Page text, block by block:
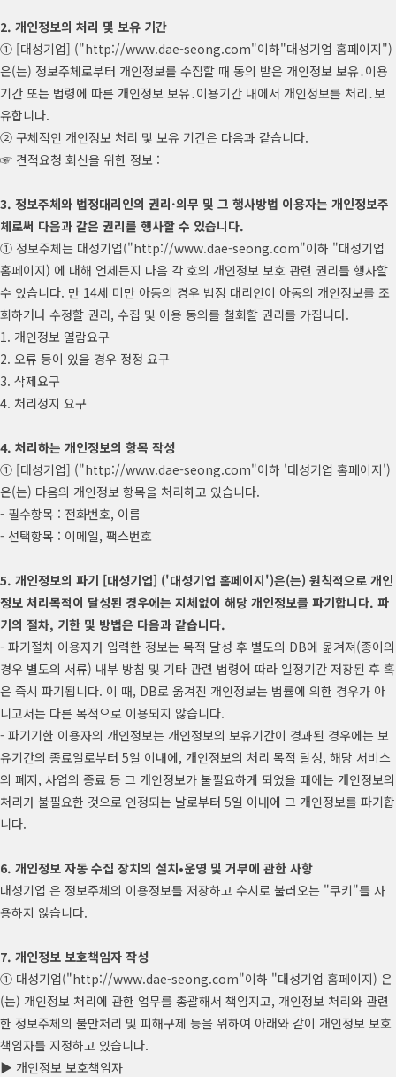
2. 개인정보의 처리 및 보유 기간
① [대성기업] ("http://www.dae-seong.com"이하"대성기업 홈페이지")
은(는) 정보주체로부터 개인정보를 수집할 때 동의 받은 개인정보 보유․이용
기간 또는 법령에 따른 개인정보 보유․이용기간 내에서 개인정보를 처리․보
유합니다.
② 구체적인 개인정보 처리 및 보유 기간은 다음과 같습니다.
☞ 견적요청 회신을 위한 정보 :
3. 정보주체와 법정대리인의 권리·의무 및 그 행사방법 이용자는 개인정보주
체로써 다음과 같은 권리를 행사할 수 있습니다.
① 정보주체는 대성기업("http://www.dae-seong.com"이하 "대성기업
홈페이지) 에 대해 언제든지 다음 각 호의 개인정보 보호 관련 권리를 행사할
수 있습니다. 만 14세 미만 아동의 경우 법정 대리인이 아동의 개인정보를 조
회하거나 수정할 권리, 수집 및 이용 동의를 철회할 권리를 가집니다.
1. 개인정보 열람요구
2. 오류 등이 있을 경우 정정 요구
3. 삭제요구
4. 처리정지 요구
4. 처리하는 개인정보의 항목 작성
① [대성기업] ("http://www.dae-seong.com"이하 '대성기업 홈페이지')
은(는) 다음의 개인정보 항목을 처리하고 있습니다.
- 필수항목 : 전화번호, 이름
- 선택항목 : 이메일, 팩스번호
5. 개인정보의 파기 [대성기업] ('대성기업 홈페이지')은(는) 원칙적으로 개인
정보 처리목적이 달성된 경우에는 지체없이 해당 개인정보를 파기합니다. 파
기의 절차, 기한 및 방법은 다음과 같습니다.
- 파기절차 이용자가 입력한 정보는 목적 달성 후 별도의 DB에 옮겨져(종이의
경우 별도의 서류) 내부 방침 및 기타 관련 법령에 따라 일정기간 저장된 후 혹
은 즉시 파기됩니다. 이 때, DB로 옮겨진 개인정보는 법률에 의한 경우가 아
니고서는 다른 목적으로 이용되지 않습니다.
- 파기기한 이용자의 개인정보는 개인정보의 보유기간이 경과된 경우에는 보
유기간의 종료일로부터 5일 이내에, 개인정보의 처리 목적 달성, 해당 서비스
의 폐지, 사업의 종료 등 그 개인정보가 불필요하게 되었을 때에는 개인정보의
처리가 불필요한 것으로 인정되는 날로부터 5일 이내에 그 개인정보를 파기합
니다.
6. 개인정보 자동 수집 장치의 설치•운영 및 거부에 관한 사항
대성기업 은 정보주체의 이용정보를 저장하고 수시로 불러오는 "쿠키"를 사
용하지 않습니다.
7. 개인정보 보호책임자 작성
① 대성기업("http://www.dae-seong.com"이하 "대성기업 홈페이지) 은
(는) 개인정보 처리에 관한 업무를 총괄해서 책임지고, 개인정보 처리와 관련
한 정보주체의 불만처리 및 피해구제 등을 위하여 아래와 같이 개인정보 보호
책임자를 지정하고 있습니다.
▶ 개인정보 보호책임자